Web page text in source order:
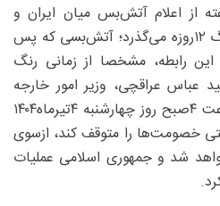
از اعلام آتش‌بس میان ایران و
رژیم صهیونیستی و پایان جنگ ۱۲‌روزه می‌گذرد؛ آتش‌بسی که پس
این رابطه، مشخصا از زمانی رنگ
عراقچی، وزیر امور خارجه
ایران تاکید کرد که اگر تا ساعت ۴صبح روز چهارشنبه ۴تیرماه۱۴۰۴
خصومت‌ها را متوقف کند، ازسوی
شد و جمهوری اسلامی عملیات